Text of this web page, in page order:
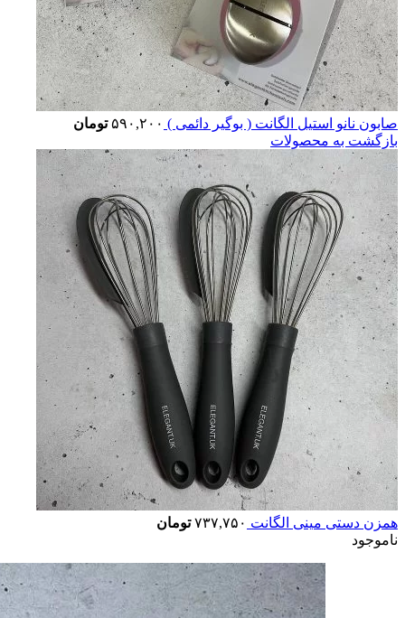
صابون نانو استیل الگانت ( بوگیر دائمی ) ۵۹۰,۲۰۰ تومان
بازگشت به محصولات
همزن دستی مینی الگانت ۷۳۷,۷۵۰ تومان
ناموجود